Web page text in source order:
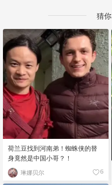
猜
荷兰豆找到河南弟！蜘蛛侠的替
身竟然是中国小哥？！
琳娜贝尔 6